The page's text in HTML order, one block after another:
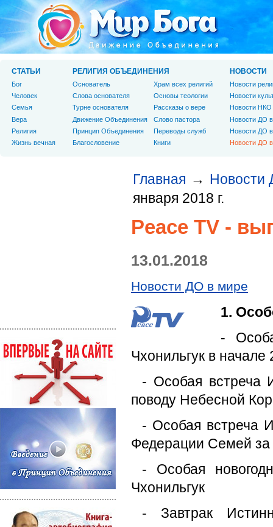
Главная → Новости
января 2018 г.
Peace TV -
13.01.2018
Новости ДО в мире
1.
-
Чхонильгук в начале
- Особая встреча
поводу Небесной
- Особая встреча
Федерации Семей
- Особая
Чхонильгук
- Завтрак
СТАТЬИ
Бог
Человек
Cемья
Вера
Религия
Жизнь вечная
РЕЛИГИЯ ОБЪЕДИНЕНИЯ
Основатель
Слова основателя
Турне основателя
Движение Объединения
Принцип Объединения
Благословение
Храм всех религий
Основы теологии
Рассказы о вере
Слово пастора
Переводы служб
Книги
НОВОСТИ
Новости
Новости
Новости НКО
Новости ДО
Новости ДО
Новости ДО